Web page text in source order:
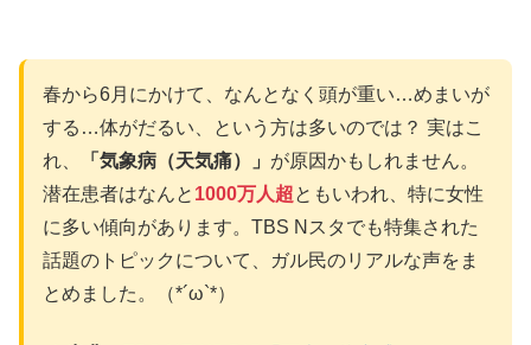
春から6月にかけて、なんとなく頭が重い…めまいが
する…体がだるい、という方は多いのでは？ 実はこ
れ、
「気象病（天気痛）」 が原因かもしれません。
潜在患者はなんと 1000万人超ともいわれ、特に女性
に多い傾向があります。TBS Nスタでも特集された
話題のトピックについて、ガル民のリアルな声をま
とめました。（*´ω`*）